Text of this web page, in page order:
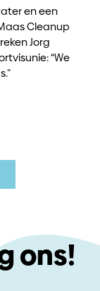
en een
Cleanup
Jorg
“We
ons!